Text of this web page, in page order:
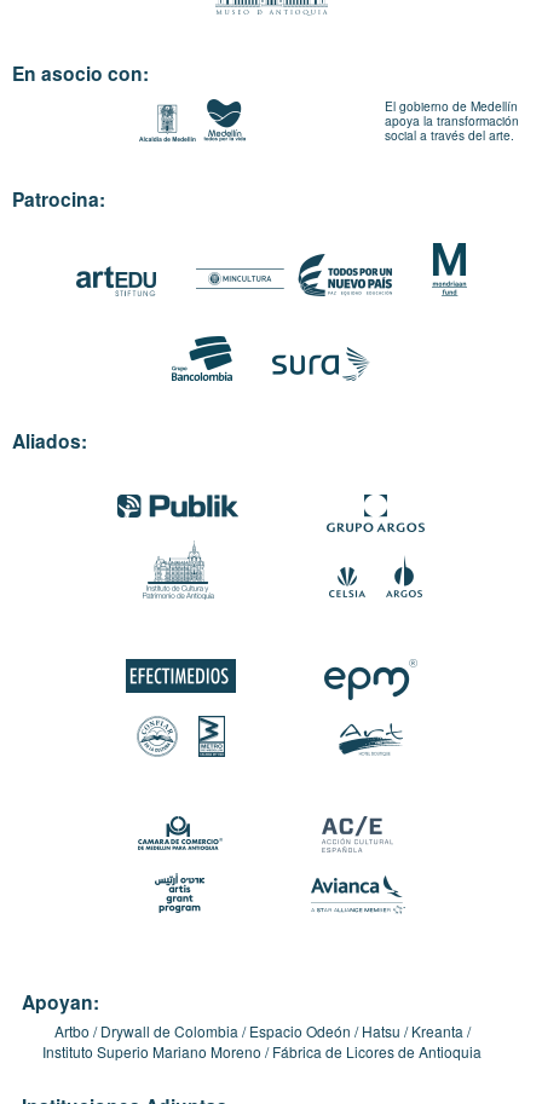
En asocio con:
El gobierno de Medellín
apoya la transformación
social a través del arte.
Patrocina:
Aliados:
Apoyan:
Artbo Drywall de Colombia Espacio Odeón Hatsu
Kreanta
Instituto Superio Mariano Moreno
Fábrica de Licores de Antioquia